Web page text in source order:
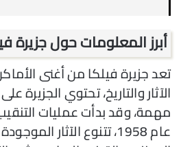
أبرز المعلومات حول جزيرة
تعد جزيرة فيلكا من أغنى
الآثار والتاريخ، تحتوي الجزيرة
مهمة، وقد بدأت عمليات
عام 1958، تتنوع الآثار